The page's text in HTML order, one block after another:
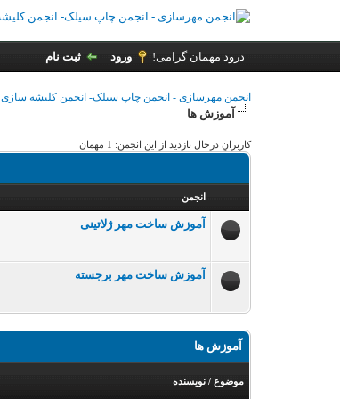
درود مهمان گرامی! ورود ثبت نام
انجمن مهرسازی - انجمن چاپ سیلک- انجمن کلیشه سازی
آموزش ها
کاربرانِ درحال بازدید از این انجمن: 1 مهمان
انجمن
آموزش ساخت مهر ژلاتینی
آموزش ساخت مهر برجسته
آموزش ها
موضوع /نویسنده